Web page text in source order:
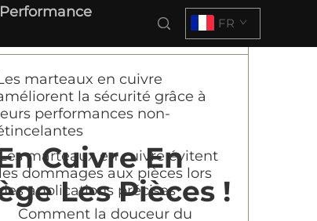
FR
Cuivre En
Les Pièces !
marteaux en cuivre
la sécurité grâce à
performances non-
Les marteaux en cuivre évitent
dommages aux pièces lors
applications précises
Comment la douceur du